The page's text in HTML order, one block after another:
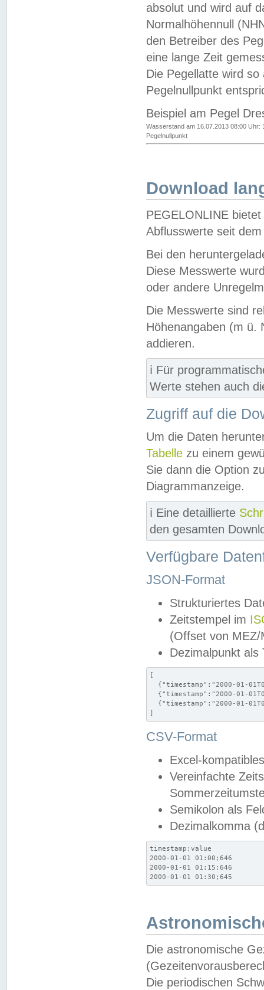
absolut und wird auf
Normalhöhennull
den Betreiber des
eine lange Zeit
Die Pegellatte wird
Pegelnullpunkt
Beispiel am Pegel
Wasserstand am 16.07.2013 08:00 Uhr:
Pegelnullpunkt
Download
PEGELONLINE
Abflusswerte seit
Bei den
Diese Messwerte
oder andere
Die Messwerte sind
Höhenangaben (m ü.
addieren.
ℹ️ Für
Werte stehen auch
Zugriff auf die
Um die Daten
Tabelle zu einem
Sie dann die Option
Diagrammanzeige.
ℹ️ Eine detaillierte
den gesamten
Verfügbare
JSON-Format
Strukturiertes
Zeitstempel im
(Offset von MEZ/
Dezimalpunkt als
[
{"timestamp":"2000-01-
{"timestamp":"2000-01-
{"timestamp":"2000-01-
]
CSV-Format
Excel-
Vereinfachte
Semikolon als
Dezimalkomma
timestamp;value
2000-01-01 01:00;646
2000-01-01 01:15;646
2000-01-01 01:30;645
Die astronomische
Die periodischen